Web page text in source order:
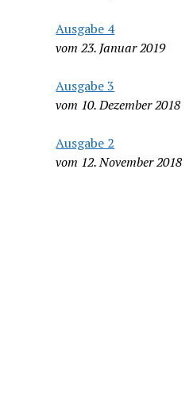
Ausgabe 4
vom 23. Januar 2019
Ausgabe 3
vom 10. Dezember 2018
Ausgabe 2
vom 12. November 2018